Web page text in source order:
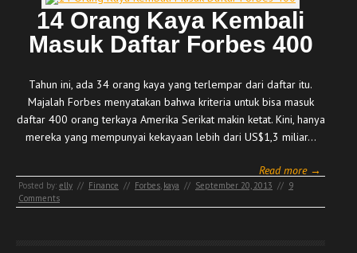
14 Orang Kaya Kembali
Masuk Daftar Forbes 400
Tahun ini, ada 34 orang kaya yang terlempar dari daftar itu.
Majalah Forbes menyatakan bahwa kriteria untuk bisa masuk
daftar 400 orang terkaya Amerika Serikat makin ketat. Kini, hanya
mereka yang mempunyai kekayaan lebih dari US$1,3 miliar…
Read more →
Posted by: elly // Finance // Forbes kaya // September 20, 2013 // 9
Comments